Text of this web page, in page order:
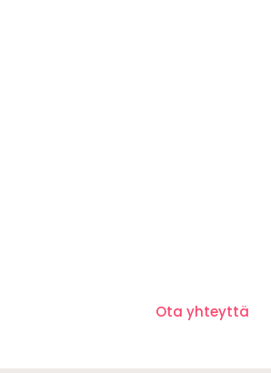
Ota yhteyttä